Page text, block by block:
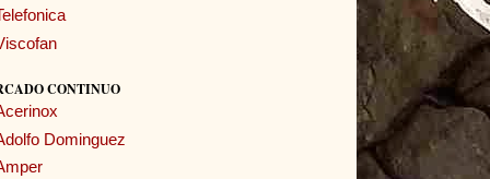
CONTINUO
Dominguez